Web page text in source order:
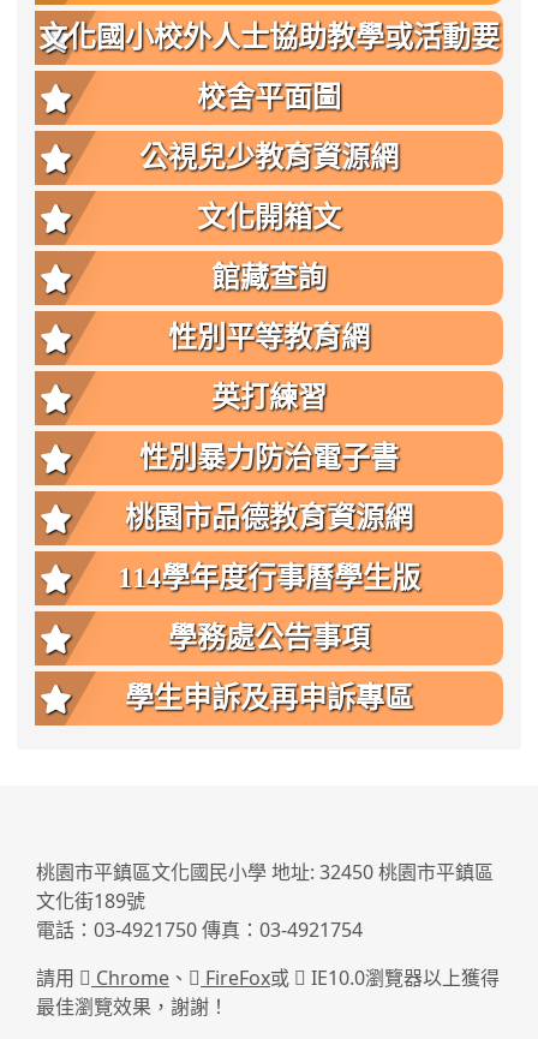
文化國小校外人士協助教學或活動要
點
校舍平面圖
公視兒少教育資源網
文化開箱文
館藏查詢
性別平等教育網
英打練習
性別暴力防治電子書
桃園市品德教育資源網
114學年度行事曆學生版
學務處公告事項
學生申訴及再申訴專區
桃園市平鎮區文化國民小學 地址: 32450 桃園市平鎮區
文化街189號
電話：03-4921750 傳真：03-4921754
請用
Chrome 、 FireFox或
IE10.0瀏覽器以上獲得
最佳瀏覽效果，謝謝！